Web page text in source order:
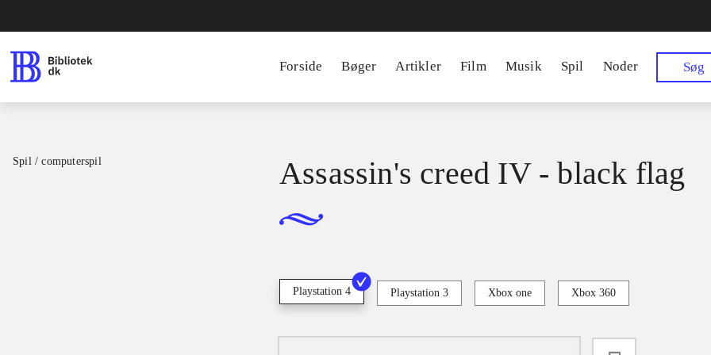
Forside Bøger Artikler Film Musik Spil Noder Søg
Spil / computerspil Assassin's creed IV - black flag
Playstation 4 Playstation 3 Xbox one Xbox 360